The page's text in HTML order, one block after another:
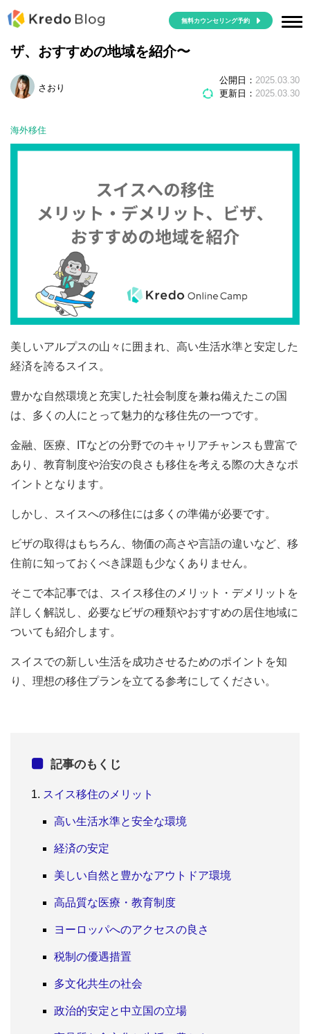
無料カウンセリング予約
スイスへの移住〜メリット・デメリット、ビ
ザ、おすすめの地域を紹介〜
さおり
公開日： 2025.03.30
更新日： 2025.03.30
海外移住
美しいアルプスの山々に囲まれ、高い生活水準と安定した
経済を誇るスイス。
豊かな自然環境と充実した社会制度を兼ね備えたこの国
は、多くの人にとって魅力的な移住先の一つです。
金融、医療、ITなどの分野でのキャリアチャンスも豊富で
あり、教育制度や治安の良さも移住を考える際の大きなポ
イントとなります。
しかし、スイスへの移住には多くの準備が必要です。
ビザの取得はもちろん、物価の高さや言語の違いなど、移
住前に知っておくべき課題も少なくありません。
そこで本記事では、スイス移住のメリット・デメリットを
詳しく解説し、必要なビザの種類やおすすめの居住地域に
ついても紹介します。
スイスでの新しい生活を成功させるためのポイントを知
り、理想の移住プランを立てる参考にしてください。
記事のもくじ
スイス移住のメリット
高い生活水準と安全な環境
経済の安定
美しい自然と豊かなアウトドア環境
高品質な医療・教育制度
ヨーロッパへのアクセスの良さ
税制の優遇措置
多文化共生の社会
政治的安定と中立国の立場